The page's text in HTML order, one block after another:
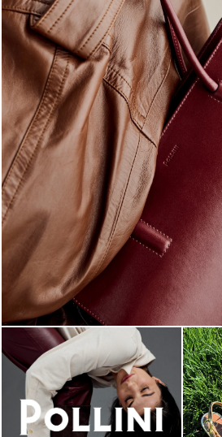
Classy, sassy, trendy - the new